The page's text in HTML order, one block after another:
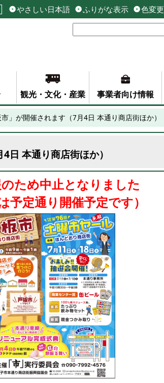
やさしい日本語 ふりがな表示 色変更
観光・文化・産業 事業者向け情報
市」が開催されます（7月4日 本通り商店街ほか）
日 本通り商店街ほか）
ため中止となりました
予定通り開催予定です）